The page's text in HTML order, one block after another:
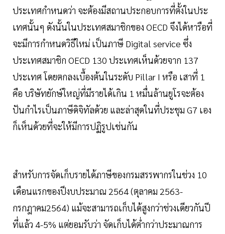
ประเทศกำหนดว่า จะต้องมีสถานประกอบการที่ตั้งในประ
เทศนั้นๆ ดังนั้นในประเทศสมาชิกของ OECD จึงได้หารือที่
จะมีการกำหนดวิธีใหม่ เป็นภาษี Digital service ซึ่ง
ประเทศสมาชิก OECD 130 ประเทศเห็นด้วยจาก 137
ประเทศ โดยตกลงเบื้องต้นในระดับ Pillar I หรือ เสาที่ 1
คือ บริษัทยักษ์ใหญ่ที่มีรายได้เกิน 1 หมื่นล้านยูโรจะต้อง
ปันกำไรเป็นภาษีดิจิทัลด้วย และล่าสุดในที่ประชุม G7 เอง
ก็เห็นด้วยที่จะให้มีการปฏิรูปเช่นกัน
สำหรับการจัดเก็บรายได้ภาษีของกรมสรรพากรในช่วง 10
เดือนแรกของปีงบประมาณ 2564 (ตุลาคม 2563-
กรกฎาคม2564) แม้จะสามารถเก็บได้สูงกว่าช่วงเดียวกันปี
ที่แล้ว 4-5% แต่ยอมรับว่า จัดเก็บได้ต่ำกว่าประมาณการ